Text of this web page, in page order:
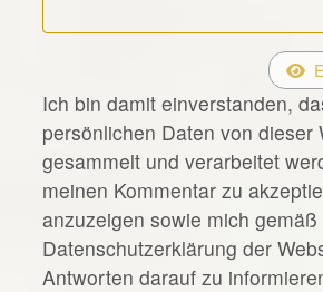
Ich bin damit einverstanden,
persönlichen Daten von dieser
gesammelt und verarbeitet
meinen Kommentar zu
anzuzeigen sowie mich gemäß
Datenschutzerklärung der
Antworten darauf zu